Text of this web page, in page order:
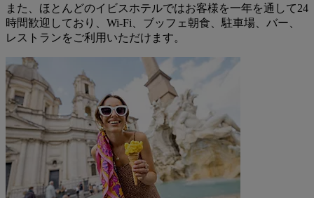
また、ほとんどのイビスホテルではお客様を一年を通して24
時間歓迎しており、Wi-Fi、ブッフェ朝食、駐車場、バー、
レストランをご利用いただけます。